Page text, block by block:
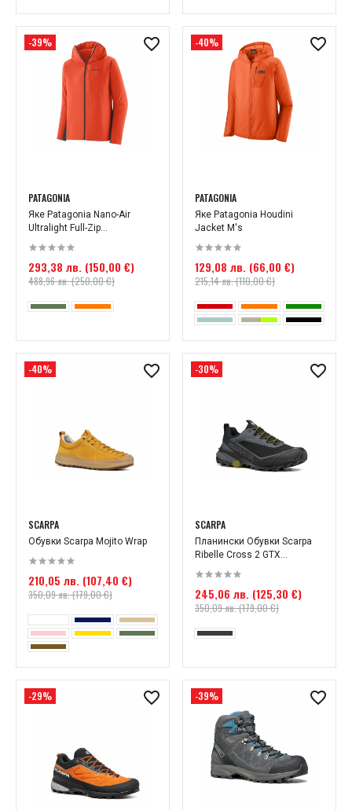
-39%
PATAGONIA
Яке Patagonia Nano-Air
Ultralight Full-Zip...
293,38 лв. (150,00 €)
488,96 лв. (250,00 €)
-40%
PATAGONIA
Яке Patagonia Houdini
Jacket M's
129,08 лв. (66,00 €)
215,14 лв. (110,00 €)
-40%
SCARPA
Обувки Scarpa Mojito Wrap
210,05 лв. (107,40 €)
350,09 лв. (179,00 €)
-30%
SCARPA
Планински Обувки Scarpa
Ribelle Cross 2 GTX...
245,06 лв. (125,30 €)
350,09 лв. (179,00 €)
-29% -39%